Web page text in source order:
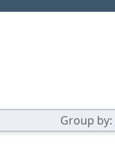
Group by: